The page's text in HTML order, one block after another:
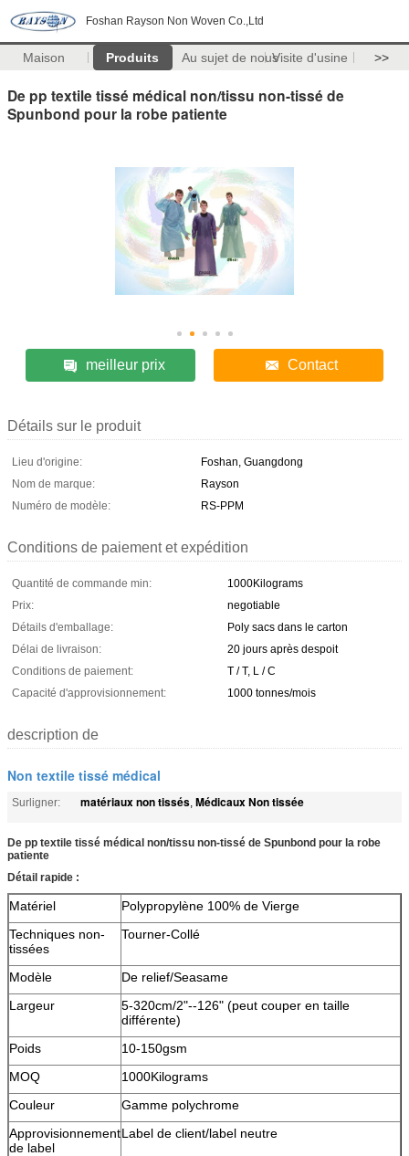
Foshan Rayson Non Woven Co.,Ltd
Maison Produits Au sujet de nousVisite d'usine >>
De pp textile tissé médical non/tissu non-tissé de
Spunbond pour la robe patiente
meilleur prix Contact
Détails sur le produit
Lieu d'origine:
Foshan, Guangdong
Nom de marque:
Rayson
Numéro de modèle:
RS-PPM
Conditions de paiement et expédition
Quantité de commande min:
1000Kilograms
Prix:
negotiable
Détails d'emballage:
Poly sacs dans le carton
Délai de livraison:
20 jours après despoit
Conditions de paiement:
T / T, L / C
Capacité d'approvisionnement:
1000 tonnes/mois
description de
Non textile tissé médical
Surligner: matériaux non tissés, Médicaux Non tissée
De pp textile tissé médical non/tissu non-tissé de Spunbond pour la robe
patiente
Détail rapide :
Matériel
Polypropylène 100% de Vierge
Techniques non-
tissées
Tourner-Collé
Modèle
De relief/Seasame
Largeur
5-320cm/2"--126" (peut couper en taille
différente)
Poids
10-150gsm
MOQ
1000Kilograms
Couleur
Gamme polychrome
Approvisionnement
de label
Label de client/label neutre